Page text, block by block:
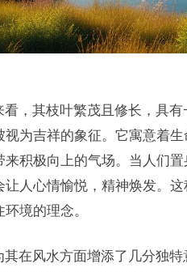
看，其枝叶繁茂且修长，具
为吉祥的象征。它寓意着
来积极向上的气场。当人们
让人心情愉悦，精神焕发。
境的理念。
在风水方面增添了几分独